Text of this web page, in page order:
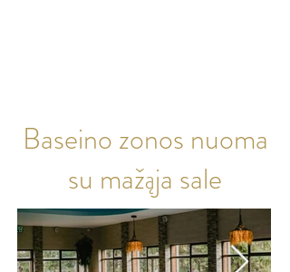
Baseino zonos nuoma
su mažąja sale